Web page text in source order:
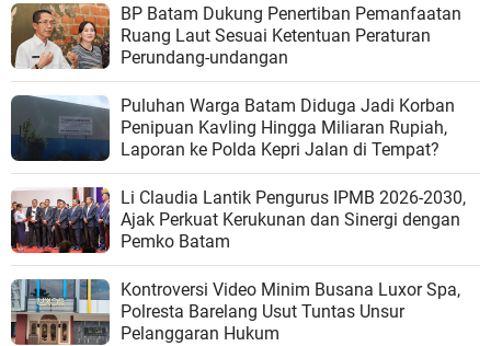
BP Batam Dukung Penertiban Pemanfaatan
Ruang Laut Sesuai Ketentuan Peraturan
Perundang-undangan
Puluhan Warga Batam Diduga Jadi Korban
Penipuan Kavling Hingga Miliaran Rupiah,
Laporan ke Polda Kepri Jalan di Tempat?
Li Claudia Lantik Pengurus IPMB 2026-2030,
Ajak Perkuat Kerukunan dan Sinergi dengan
Pemko Batam
Kontroversi Video Minim Busana Luxor Spa,
Polresta Barelang Usut Tuntas Unsur
Pelanggaran Hukum